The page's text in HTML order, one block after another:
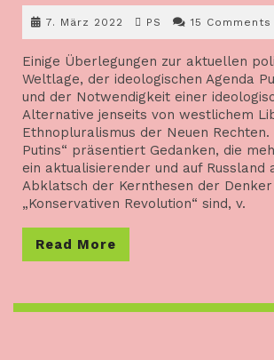
7. März 2022
März
PS PS 15 Comments
Einige Überlegungen zur aktuellen
Weltlage, der ideologischen Agenda
und der Notwendigkeit einer
Alternative jenseits von westlichem
Ethnopluralismus der Neuen Rechten.
Putins“ präsentiert Gedanken, die
ein aktualisierender und auf Russland
Abklatsch der Kernthesen der
„Konservativen Revolution“ sind, v.
Read More
More